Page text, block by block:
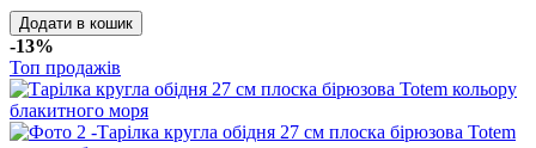
Додати в кошик
-13%
Топ продажів